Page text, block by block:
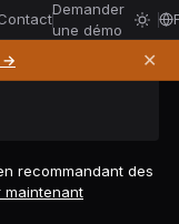
Demander
une démo
→ ✕
recommandant des
maintenant